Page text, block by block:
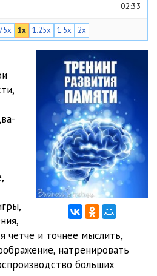
02:33
01:39
00:52
00:39
00:49
01:08
1x 1.25x 1.5x 2x
четче и точнее мыслить,
натренировать
больших